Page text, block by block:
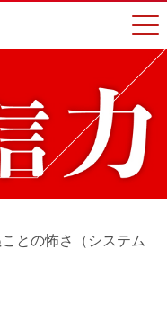
との怖さ（システム